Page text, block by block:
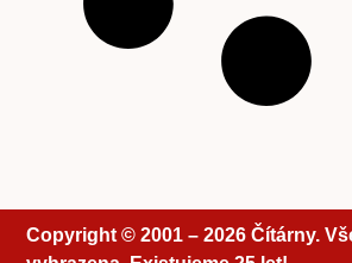
Copyright © 2001 – 2026 Čítárny.